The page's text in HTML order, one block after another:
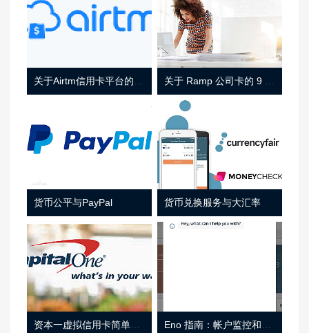
货币公平与PayPal 货币兑换服务与大汇率
资本一虚拟信用卡简单介绍